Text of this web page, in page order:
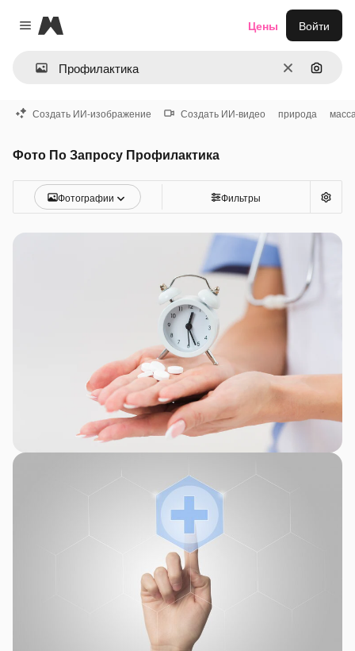
Close menu
Magnific
ОчиститьПоиск
Цены Войти
Создать ИИ-изображение Создать ИИ-видео природа
Фото По Запросу Профилактика
Фотографии Фильтры